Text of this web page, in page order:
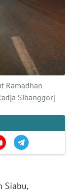
Ramadhan
Sibanggor]
Siabu,